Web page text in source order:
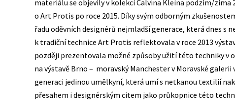
materiálu se objevily v kolekci Calvina Kleina podzim/zima
o Art Protis po roce 2015. Díky svým odborným
řadu oděvních designérů nejmladší generace, která dnes s
k tradiční technice Art Protis reflektovala v roce 2013
později prezentovala možné způsoby užití této techniky v
na výstavě Brno – moravský Manchester v Moravské galerii
generaci jedinou umělkyní, která umí s netkanou textilií
přesahem i designérským citem jako průkopnice této